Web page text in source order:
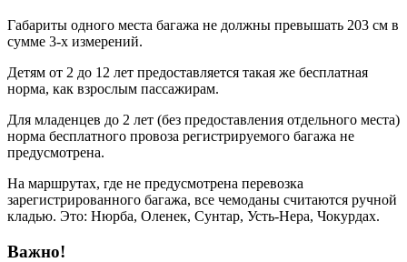
Габариты одного места багажа не должны превышать 203 см в
сумме 3-х измерений.
Детям от 2 до 12 лет предоставляется такая же бесплатная
норма, как взрослым пассажирам.
Для младенцев до 2 лет (без предоставления отдельного места)
норма бесплатного провоза регистрируемого багажа не
предусмотрена.
На маршрутах, где не предусмотрена перевозка
зарегистрированного багажа, все чемоданы считаются ручной
кладью. Это: Нюрба, Оленек, Сунтар, Усть-Нера, Чокурдах.
Важно!